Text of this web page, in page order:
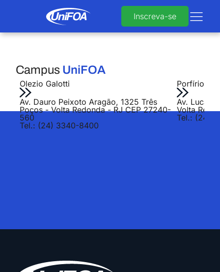
Inscreva-se
Campus UniFOA
Olezio Galotti
Av. Dauro Peixoto Aragão, 1325 Três
Poços - Volta Redonda - RJ CEP 27240-
560
Tel.: (24) 3340-8400
Porfírio
Av. Lucas
Volta
Tel.: (24)